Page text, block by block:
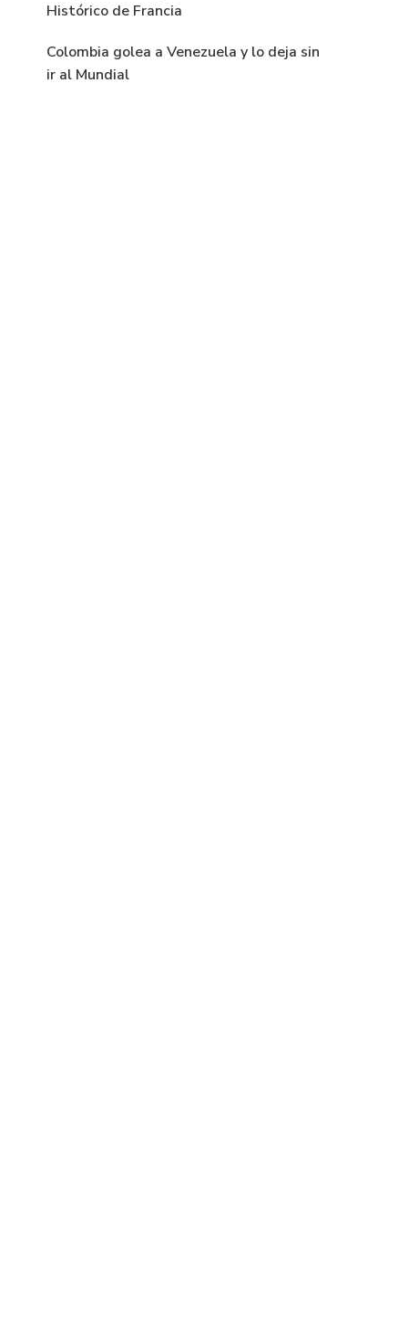
Histórico de Francia
Colombia golea a Venezuela y lo deja sin
ir al Mundial